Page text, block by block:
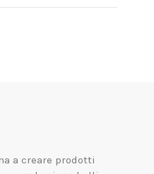
a creare prodotti